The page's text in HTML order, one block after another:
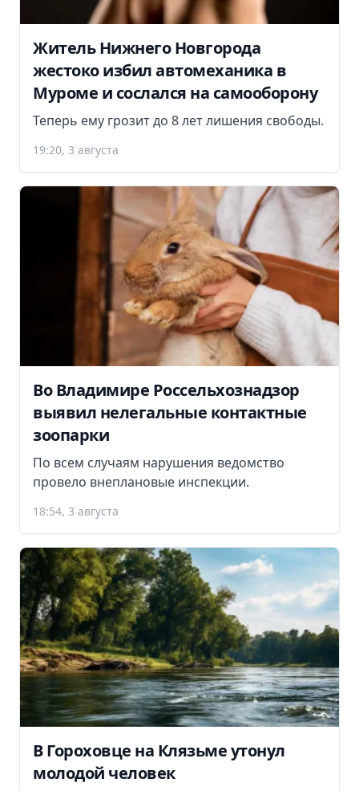
Житель Нижнего Новгорода
жестоко избил автомеханика в
Муроме и сослался на самооборону
Теперь ему грозит до 8 лет лишения свободы.
19:20, 3 августа
Во Владимире Россельхознадзор
выявил нелегальные контактные
зоопарки
По всем случаям нарушения ведомство
провело внеплановые инспекции.
18:54, 3 августа
В Гороховце на Клязьме утонул
молодой человек